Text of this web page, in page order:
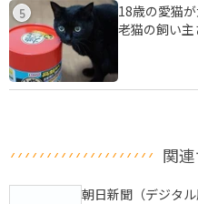
5
18歳の愛猫
老猫の飼い
関
朝日新聞（デジタル